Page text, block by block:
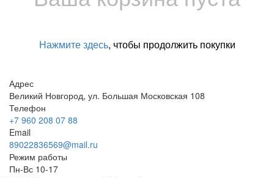
Нажмите здесь, чтобы продолжить покупки
Адрес
Великий Новгород, ул. Большая Московская 108
Телефон
+7 960 208 07 88
Email
89022836569@mail.ru
Режим работы
Пн-Вс 10-17